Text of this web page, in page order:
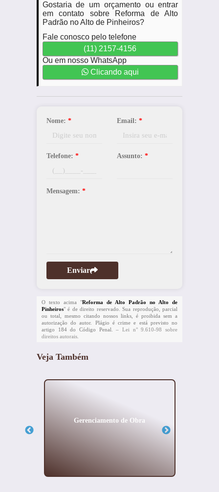
Gostaria de um orçamento ou entrar
em contato sobre Reforma de Alto
Padrão no Alto de Pinheiros?
Fale conosco pelo telefone
(11) 2157-4156
Ou em nosso WhatsApp
Clicando aqui
Nome: * Email: *
Telefone: * Assunto: *
Mensagem: *
Enviar
O texto acima "Reforma de Alto Padrão no Alto de
Pinheiros" é de direito reservado. Sua reprodução, parcial
ou total, mesmo citando nossos links, é proibida sem a
autorização do autor. Plágio é crime e está previsto no
artigo 184 do Código Penal. –Lei n° 9.610-98 sobre
direitos autorais.
Veja Também
Gerenciamento de Obra